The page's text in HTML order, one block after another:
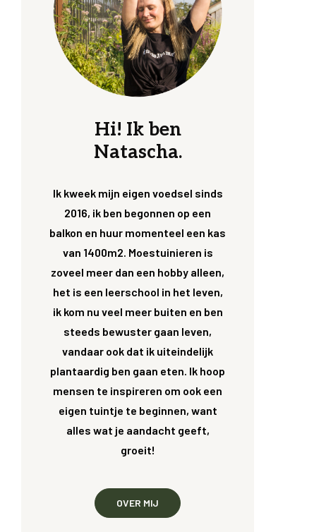
Hi! Ik ben
Natascha.
Ik kweek mijn eigen voedsel sinds
2016, ik ben begonnen op een
balkon en huur momenteel een kas
van 1400m2. Moestuinieren is
zoveel meer dan een hobby alleen,
het is een leerschool in het leven,
ik kom nu veel meer buiten en ben
steeds bewuster gaan leven,
vandaar ook dat ik uiteindelijk
plantaardig ben gaan eten. Ik hoop
mensen te inspireren om ook een
eigen tuintje te beginnen, want
alles wat je aandacht geeft,
groeit!
OVER MIJ